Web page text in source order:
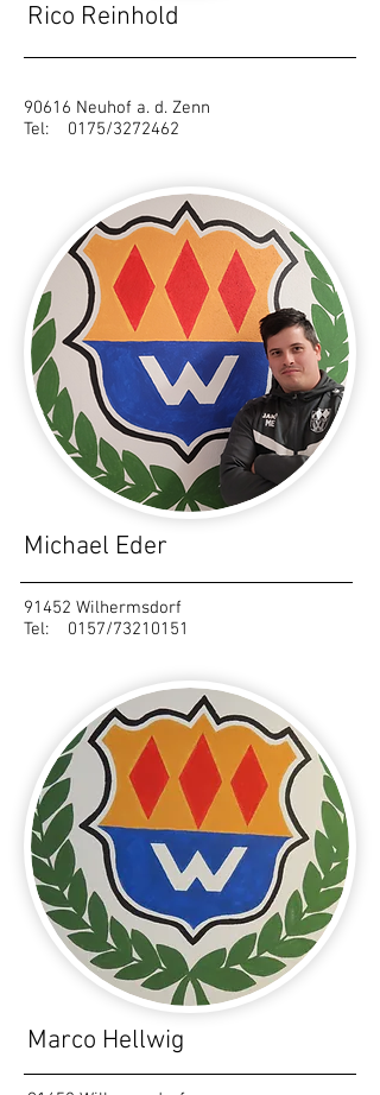
Rico Reinhold
90616 Neuhof a. d. Zenn
Tel: 0175/3272462
Michael Eder
91452 Wilhermsdorf
Tel: 0157/73210151
Marco Hellwig